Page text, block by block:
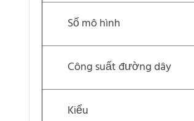
Số mô hình
Công suất đường dây
Kiểu